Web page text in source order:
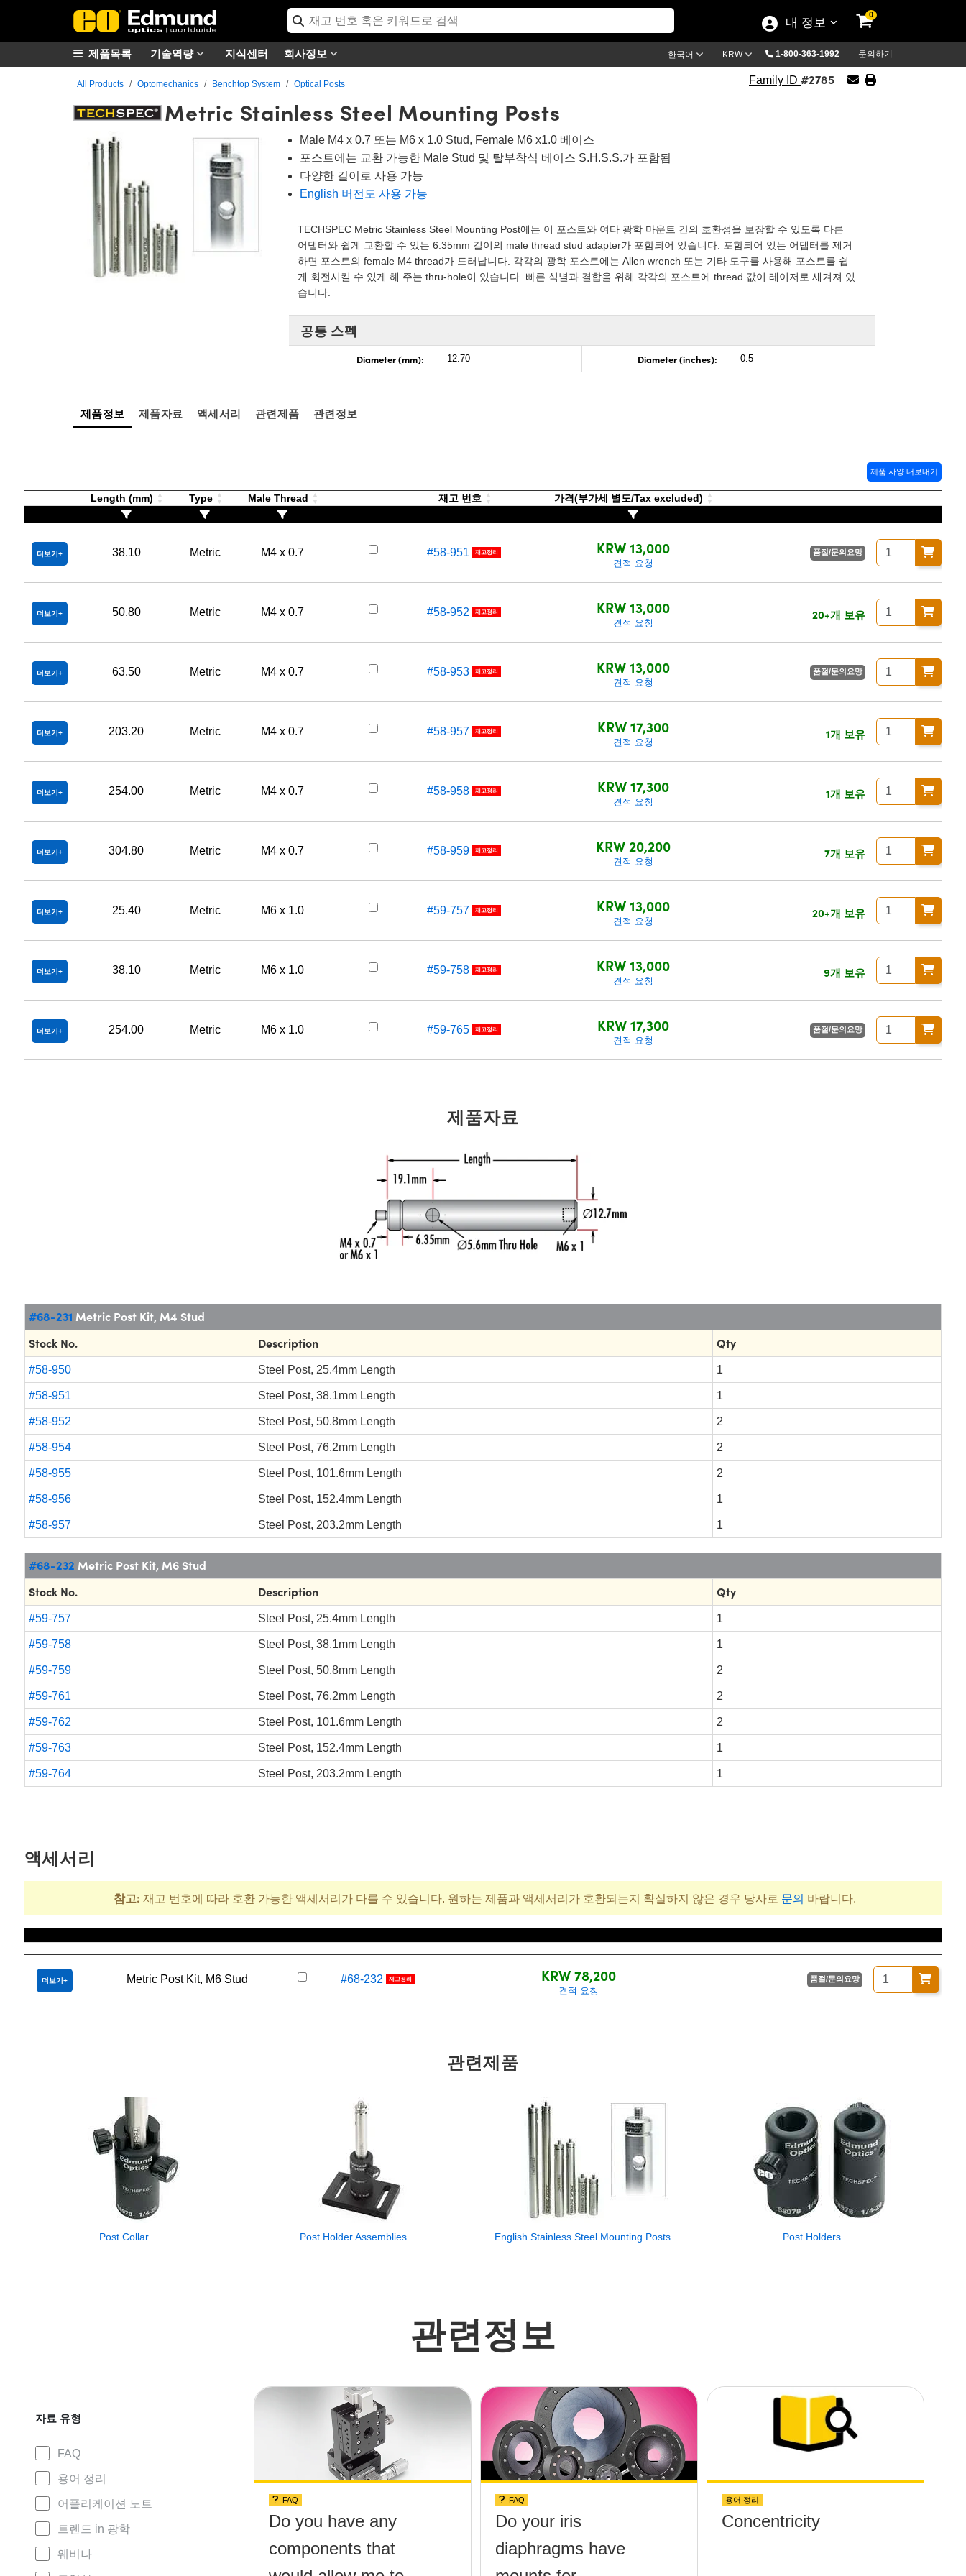
내 정보
0
기술역량 지식센터 회사정보 한국어 KRW 1-800-363-1992 문의하기
제품목록
All Products Optomechanics Benchtop System Optical Posts Family ID #2785
Metric Stainless Steel Mounting Posts
Male M4 x 0.7 또는 M6 x 1.0 Stud, Female M6 x1.0 베이스
포스트에는 교환 가능한 Male Stud 및 탈부착식 베이스 S.H.S.S.가 포함됨
다양한 길이로 사용 가능
English 버전도 사용 가능
TECHSPEC Metric Stainless Steel Mounting Post에는 이 포스트와 여타 광학 마운트 간의 호환성을 보장할 수 있도록 다른
어댑터와 쉽게 교환할 수 있는 6.35mm 길이의 male thread stud adapter가 포함되어 있습니다. 포함되어 있는 어댑터를 제거
하면 포스트의 female M4 thread가 드러납니다. 각각의 광학 포스트에는 Allen wrench 또는 기타 도구를 사용해 포스트를 쉽
게 회전시킬 수 있게 해 주는 thru-hole이 있습니다. 빠른 식별과 결합을 위해 각각의 포스트에 thread 값이 레이저로 새겨져 있
습니다.
공통 스펙
Diameter (mm): 12.70 Diameter (inches): 0.5
제품정보 제품자료 액세서리 관련제품 관련정보
제품 사양 내보내기
Length (mm) Type Male Thread 재고 번호 가격(부가세 별도/Tax excluded)
더보기 38.10 Metric M4 x 0.7 #58-951 재고정리 KRW 13,000
견적 요청
품절/문의요망
더보기 50.80 Metric M4 x 0.7 #58-952 재고정리 KRW 13,000
견적 요청
20+개 보유
더보기 63.50 Metric M4 x 0.7 #58-953 재고정리 KRW 13,000
견적 요청
품절/문의요망
더보기 203.20 Metric M4 x 0.7 #58-957 재고정리 KRW 17,300
견적 요청
1개 보유
더보기 254.00 Metric M4 x 0.7 #58-958 재고정리 KRW 17,300
견적 요청
1개 보유
더보기 304.80 Metric M4 x 0.7 #58-959 재고정리 KRW 20,200
견적 요청
7개 보유
더보기 25.40 Metric M6 x 1.0 #59-757 재고정리 KRW 13,000
견적 요청
20+개 보유
더보기 38.10 Metric M6 x 1.0 #59-758 재고정리 KRW 13,000
견적 요청
9개 보유
더보기 254.00 Metric M6 x 1.0 #59-765 재고정리 KRW 17,300
견적 요청
품절/문의요망
제품자료
#68-231 Metric Post Kit, M4 Stud
Stock No.
Description Qty
#58-950 Steel Post, 25.4mm Length 1
#58-951 Steel Post, 38.1mm Length 1
#58-952 Steel Post, 50.8mm Length 2
#58-954 Steel Post, 76.2mm Length 2
#58-955 Steel Post, 101.6mm Length 2
#58-956 Steel Post, 152.4mm Length 1
#58-957 Steel Post, 203.2mm Length 1
#68-232 Metric Post Kit, M6 Stud
Stock No.
Description Qty
#59-757 Steel Post, 25.4mm Length 1
#59-758 Steel Post, 38.1mm Length 1
#59-759 Steel Post, 50.8mm Length 2
#59-761 Steel Post, 76.2mm Length 2
#59-762 Steel Post, 101.6mm Length 2
#59-763 Steel Post, 152.4mm Length 1
#59-764 Steel Post, 203.2mm Length 1
액세서리
참고: 재고 번호에 따라 호환 가능한 액세서리가 다를 수 있습니다. 원하는 제품과 액세서리가 호환되는지 확실하지 않은 경우 당사로 문의 바랍니다.
더보기 Metric Post Kit, M6 Stud #68-232 재고정리 KRW 78,200
견적 요청
품절/문의요망
관련제품
Post Collar Post Holder Assemblies English Stainless Steel Mounting Posts Post Holders
관련정보
자료 유형
FAQ
용어 정리
어플리케이션 노트
트렌드 in 광학
웨비나
FAQ
Do you have any
components that
FAQ
Do your iris
diaphragms have
용어 정리
Concentricity